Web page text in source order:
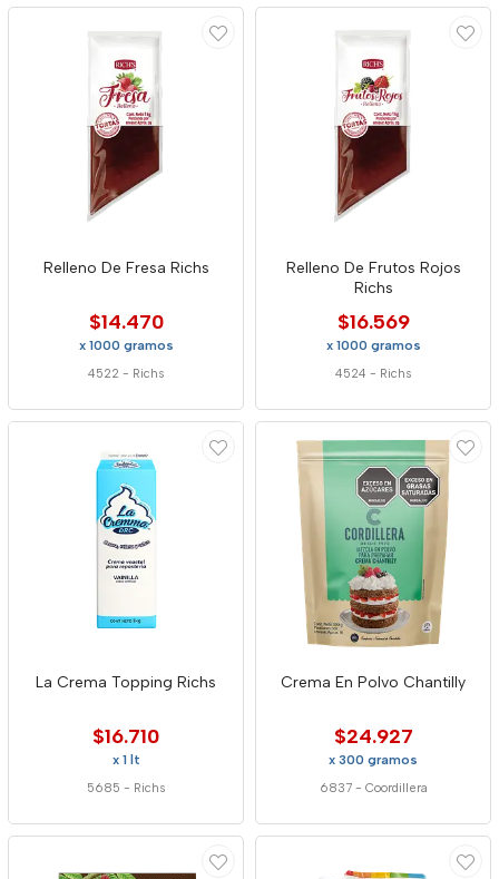
Relleno De Fresa Richs
$14.470
x 1000 gramos
4522 - Richs
Relleno De Frutos Rojos
Richs
$16.569
x 1000 gramos
4524 - Richs
La Crema Topping Richs
$16.710
x 1 lt
5685 - Richs
Crema En Polvo Chantilly
$24.927
x 300 gramos
6837 - Coordillera